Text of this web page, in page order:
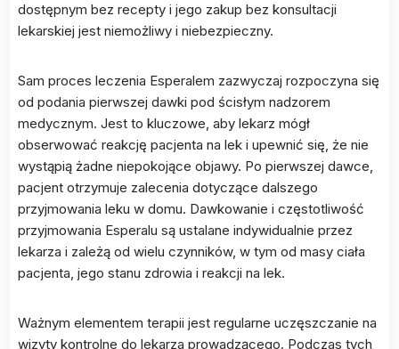
dostępnym bez recepty i jego zakup bez konsultacji
lekarskiej jest niemożliwy i niebezpieczny.
Sam proces leczenia Esperalem zazwyczaj rozpoczyna się
od podania pierwszej dawki pod ścisłym nadzorem
medycznym. Jest to kluczowe, aby lekarz mógł
obserwować reakcję pacjenta na lek i upewnić się, że nie
wystąpią żadne niepokojące objawy. Po pierwszej dawce,
pacjent otrzymuje zalecenia dotyczące dalszego
przyjmowania leku w domu. Dawkowanie i częstotliwość
przyjmowania Esperalu są ustalane indywidualnie przez
lekarza i zależą od wielu czynników, w tym od masy ciała
pacjenta, jego stanu zdrowia i reakcji na lek.
Ważnym elementem terapii jest regularne uczęszczanie na
wizyty kontrolne do lekarza prowadzącego. Podczas tych